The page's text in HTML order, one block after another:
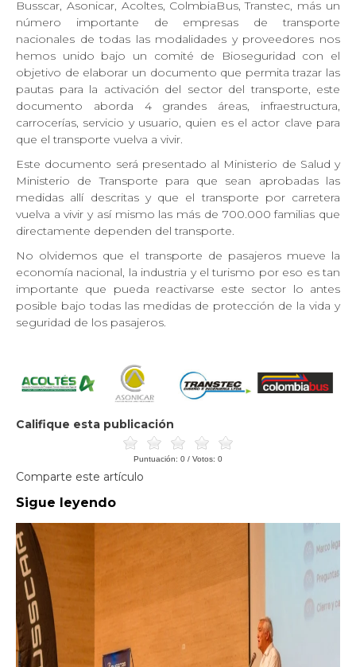
Busscar, Asonicar, Acoltes, ColmbiaBus, Transtec, más un
número importante de empresas de transporte
nacionales de todas las modalidades y proveedores nos
hemos unido bajo un comité de Bioseguridad con el
objetivo de elaborar un documento que permita trazar las
pautas para la activación del sector del transporte, este
documento aborda 4 grandes áreas, infraestructura,
carrocerías, servicio y usuario, quien es el actor clave para
que el transporte vuelva a vivir.
Este documento será presentado al Ministerio de Salud y
Ministerio de Transporte para que sean aprobadas las
medidas allí descritas y que el transporte por carretera
vuelva a vivir y así mismo las más de 700.000 familias que
directamente dependen del transporte.
No olvidemos que el transporte de pasajeros mueve la
economía nacional, la industria y el turismo por eso es tan
importante que pueda reactivarse este sector lo antes
posible bajo todas las medidas de protección de la vida y
seguridad de los pasajeros.
Califique esta publicación
Puntuación: 0 / Votos: 0
Comparte este artículo
Sigue leyendo